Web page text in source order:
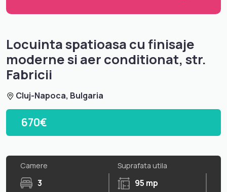
Locuinta spatioasa cu finisaje
moderne si aer conditionat, str.
Fabricii
Cluj-Napoca, Bulgaria
670€
Camere
3
Suprafata utila
95 mp